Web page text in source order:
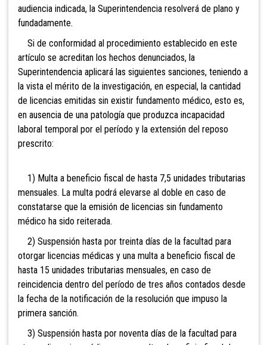
audiencia indicada, la Superintendencia resolverá de plano y
fundadamente.
Si de conformidad al procedimiento establecido en este
artículo se acreditan los hechos denunciados, la
Superintendencia aplicará las siguientes sanciones, teniendo a
la vista el mérito de la investigación, en especial, la cantidad
de licencias emitidas sin existir fundamento médico, esto es,
en ausencia de una patología que produzca incapacidad
laboral temporal por el período y la extensión del reposo
prescrito:
1) Multa a beneficio fiscal de hasta 7,5 unidades tributarias
mensuales. La multa podrá elevarse al doble en caso de
constatarse que la emisión de licencias sin fundamento
médico ha sido reiterada.
2) Suspensión hasta por treinta días de la facultad para
otorgar licencias médicas y una multa a beneficio fiscal de
hasta 15 unidades tributarias mensuales, en caso de
reincidencia dentro del período de tres años contados desde
la fecha de la notificación de la resolución que impuso la
primera sanción.
3) Suspensión hasta por noventa días de la facultad para